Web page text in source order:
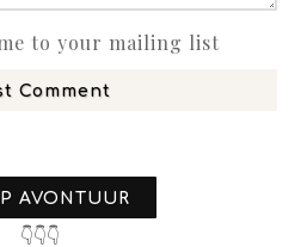
to your mailing list
Comment
AVONTUUR
👇👇👇